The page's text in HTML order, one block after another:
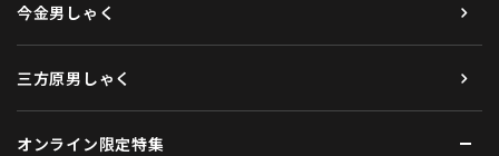
今金男しゃく
三方原男しゃく
オンライン限定特集